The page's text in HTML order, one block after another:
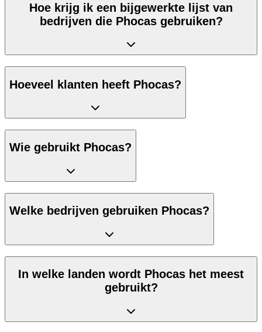
Hoe krijg ik een bijgewerkte lijst van
bedrijven die Phocas gebruiken?
Hoeveel klanten heeft Phocas?
Wie gebruikt Phocas?
Welke bedrijven gebruiken Phocas?
In welke landen wordt Phocas het meest
gebruikt?